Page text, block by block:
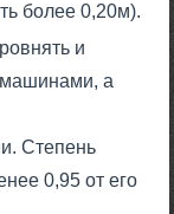
более 0,20м).
и
машинами, а
Степень
0,95 от его